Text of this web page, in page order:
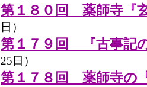
第１８０回 薬師寺『
日）
第１７９回 『古事記
25日）
第１７８回 薬師寺の